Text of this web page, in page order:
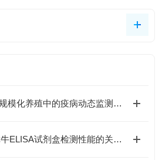
鹅ELISA试剂盒赋能：规模化养殖中的疫病动态监测体系
存储与使用指南：保障牛ELISA试剂盒检测性能的关键措施